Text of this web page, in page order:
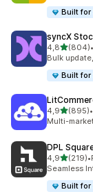
Built for
syncX
4,85 yıldız
(804)
toplam 804•
Bulk
Built for
4,95 yıldız
(895)
toplam 895 •
Multi-
DPL
4,95 yıldız
(219)
toplam 219•
Seamless
Built for